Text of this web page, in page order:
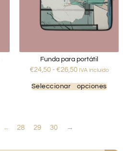
Funda para portátil
€24,50 - €26,50 IVA incluido
Seleccionar opciones
… 28 29 30 →